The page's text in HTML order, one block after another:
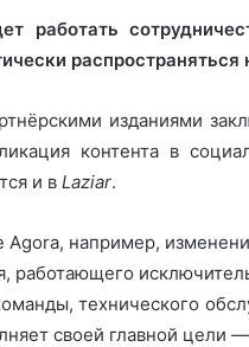
работать
изданиями
контента в
и в Laziar.
Agora, например,
работающего
технического
своей главной цели